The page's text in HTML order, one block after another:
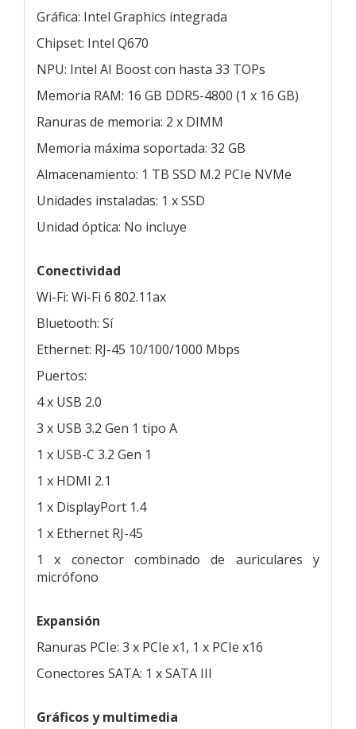
Gráfica: Intel Graphics integrada
Chipset: Intel Q670
NPU: Intel AI Boost con hasta 33 TOPs
Memoria RAM: 16 GB DDR5-4800 (1 x 16 GB)
Ranuras de memoria: 2 x DIMM
Memoria máxima soportada: 32 GB
Almacenamiento: 1 TB SSD M.2 PCIe NVMe
Unidades instaladas: 1 x SSD
Unidad óptica: No incluye
Conectividad
Wi-Fi: Wi-Fi 6 802.11ax
Bluetooth: Sí
Ethernet: RJ-45 10/100/1000 Mbps
Puertos:
4 x USB 2.0
3 x USB 3.2 Gen 1 tipo A
1 x USB-C 3.2 Gen 1
1 x HDMI 2.1
1 x DisplayPort 1.4
1 x Ethernet RJ-45
1 x conector combinado de auriculares y
micrófono
Expansión
Ranuras PCIe: 3 x PCIe x1, 1 x PCIe x16
Conectores SATA: 1 x SATA III
Gráficos y multimedia